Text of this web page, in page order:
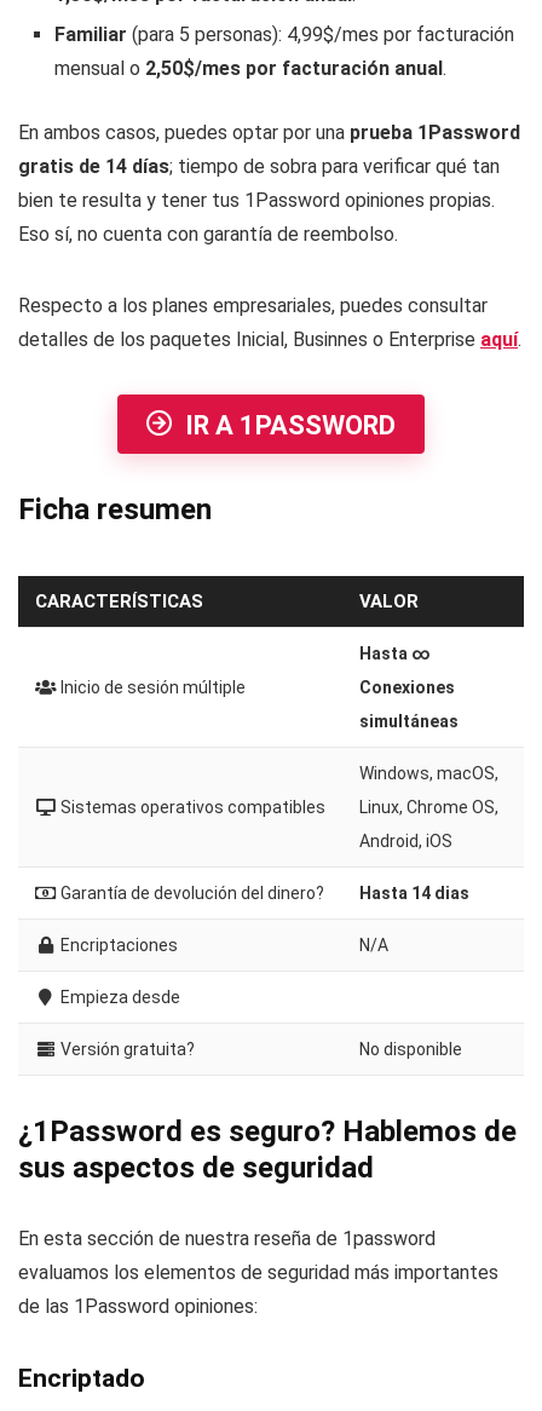
Familiar (para 5 personas): 4,99$/mes por facturación
mensual o 2,50$/mes por facturación anual.
En ambos casos, puedes optar por una prueba 1Password
gratis de 14 días; tiempo de sobra para verificar qué tan
bien te resulta y tener tus 1Password opiniones propias.
Eso sí, no cuenta con garantía de reembolso.
Respecto a los planes empresariales, puedes consultar
detalles de los paquetes Inicial, Businnes o Enterprise aquí.
IR A 1PASSWORD
Ficha resumen
CARACTERÍSTICAS VALOR
Inicio de sesión múltiple
Hasta ∞
Conexiones
simultáneas
Sistemas operativos compatibles
Windows, macOS,
Linux, Chrome OS,
Android, iOS
Garantía de devolución del dinero? Hasta 14 dias
Encriptaciones N/A
Empieza desde
Versión gratuita? No disponible
¿1Password es seguro? Hablemos de
sus aspectos de seguridad
En esta sección de nuestra reseña de 1password
evaluamos los elementos de seguridad más importantes
de las 1Password opiniones:
Encriptado